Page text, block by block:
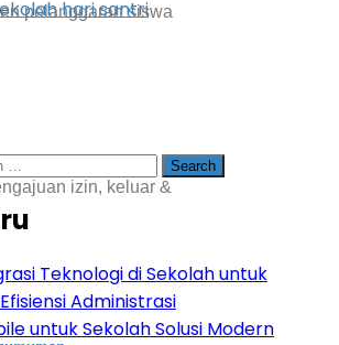
pelanggaran siswa
izin, keluar &
Teknologi di Sekolah untuk
Administrasi
untuk Sekolah Solusi Modern